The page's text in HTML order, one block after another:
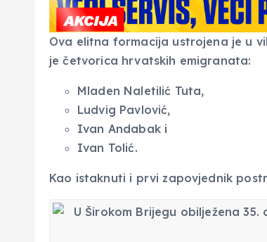
Ova elitna formacija ustrojena je u
je četvorica hrvatskih emigranata:
Mladen Naletilić Tuta,
Ludvig Pavlović,
Ivan Andabak i
Ivan Tolić.
Kao istaknuti i prvi zapovjednik